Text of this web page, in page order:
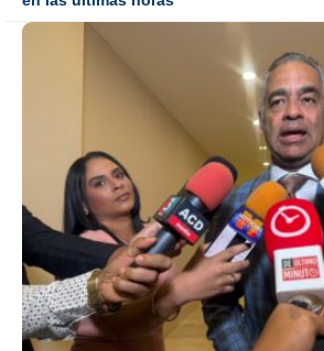
NACIONALES
Joel Santos atribuye apagones a
transformadores